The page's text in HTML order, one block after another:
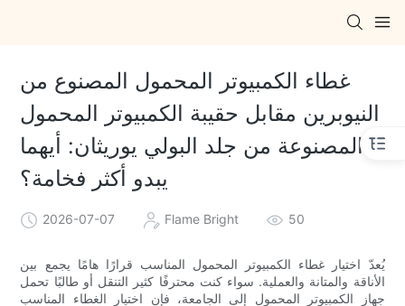
غطاء الكمبيوتر المحمول المصنوع من
النيوبرين مقابل حقيبة الكمبيوتر المحمول
المصنوعة من جلد البولي يوريثان: أيهما
يبدو أكثر فخامة؟
2026-07-07 Flame Bright 50
يُعدّ اختيار غطاء الكمبيوتر المحمول المناسب قرارًا هامًا يجمع بين
الأناقة والمتانة والعملية. سواء كنت محترفًا كثير التنقل أو طالبًا تحمل
جهاز الكمبيوتر المحمول إلى الجامعة، فإن اختيار الغطاء المناسب